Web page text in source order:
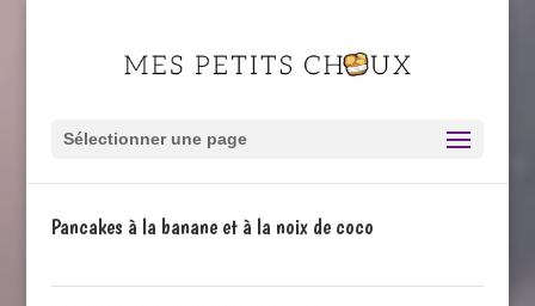
Sélectionner une page
Pancakes à la banane et à la noix de coco